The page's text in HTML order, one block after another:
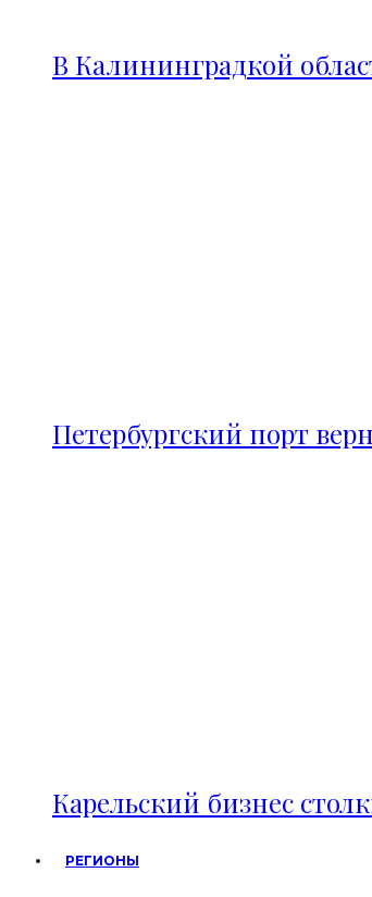
В Калининградкой
Петербургский порт
Карельский бизнес
РЕГИОНЫ